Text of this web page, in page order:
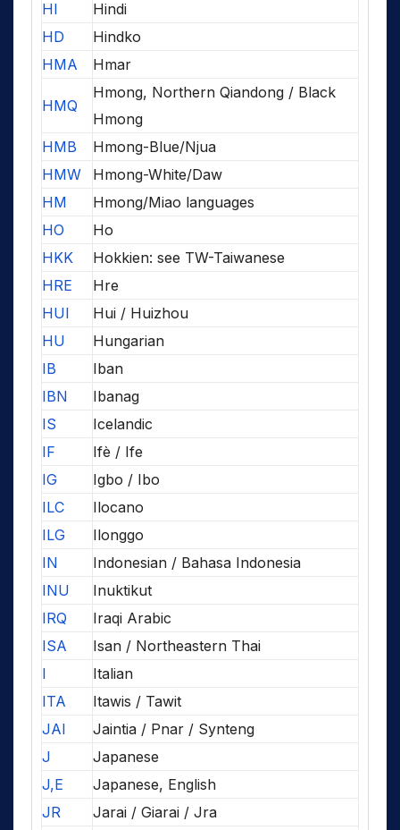
HI
Hindi
HD
Hindko
HMA
Hmar
HMQ
Hmong, Northern Qiandong / Black
Hmong
HMB
Hmong-Blue/Njua
HMW
Hmong-White/Daw
HM
Hmong/Miao languages
HO
Ho
HKK
Hokkien: see TW-Taiwanese
HRE
Hre
HUI
Hui / Huizhou
HU
Hungarian
IB
Iban
IBN
Ibanag
IS
Icelandic
IF
Ifè / Ife
IG
Igbo / Ibo
ILC
Ilocano
ILG
Ilonggo
IN
Indonesian / Bahasa Indonesia
INU
Inuktikut
IRQ
Iraqi Arabic
ISA
Isan / Northeastern Thai
I
Italian
ITA
Itawis / Tawit
JAI
Jaintia / Pnar / Synteng
J
Japanese
J,E
Japanese, English
JR
Jarai / Giarai / Jra